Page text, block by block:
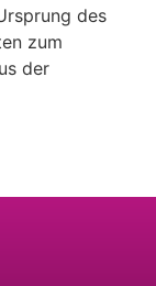
des
zum
der